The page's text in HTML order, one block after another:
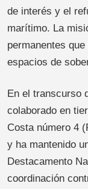
de interés y el
marítimo. La
permanentes
espacios de
En el transcurso
colaborado en
Costa número 4
y ha mantenido
Destacamento
coordinación